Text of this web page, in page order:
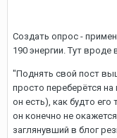
Создать опрос -
190 энергии. Тут вроде
"Поднять свой пост
просто переберётся
он есть), как будто
он конечно не
заглянувший в блог